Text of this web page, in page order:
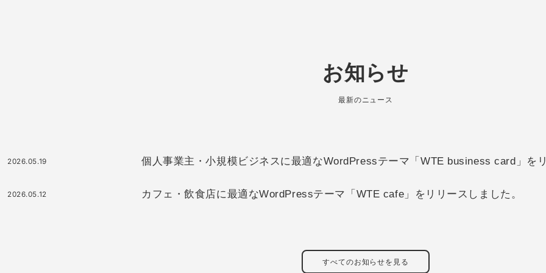
お知らせ
最新のニュース
2026.05.19 個人事業主・小規模ビジネスに最適なWordPressテーマ「WTE business card」を
2026.05.12 カフェ・飲食店に最適なWordPressテーマ「WTE cafe」をリリースしました。
すべてのお知らせを見る